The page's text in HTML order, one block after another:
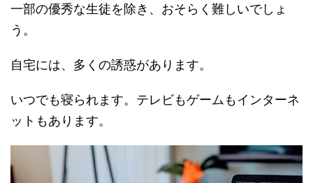
一部の優秀な生徒を除き、おそらく難しいでしょ
う。
自宅には、多くの誘惑があります。
いつでも寝られます。テレビもゲームもインターネ
ットもあります。